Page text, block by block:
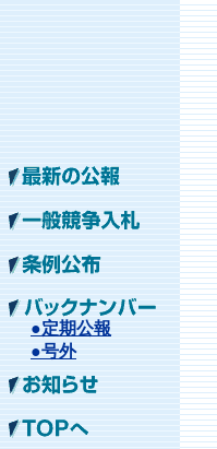
●定期公報
●号外